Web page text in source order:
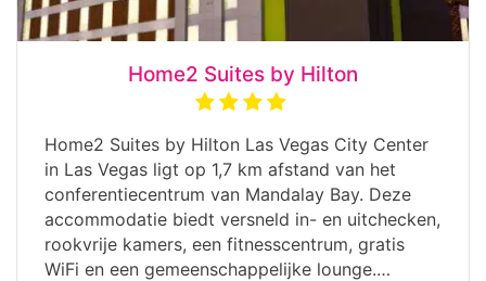
Home2 Suites by Hilton
Home2 Suites by Hilton Las Vegas City Center
in Las Vegas ligt op 1,7 km afstand van het
conferentiecentrum van Mandalay Bay. Deze
accommodatie biedt versneld in- en uitchecken,
rookvrije kamers, een fitnesscentrum, gratis
WiFi en een gemeenschappelijke lounge.…